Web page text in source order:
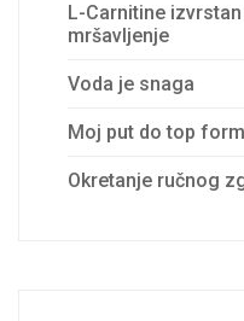
L-Carnitine
mršavljenje
Voda je snaga
Moj put do top
Okretanje ručnog